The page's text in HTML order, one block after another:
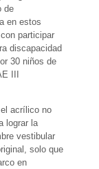
de
en estos
participar
discapacidad
30 niños de
III
acrílico no
lograr la
vestibular
solo que
en